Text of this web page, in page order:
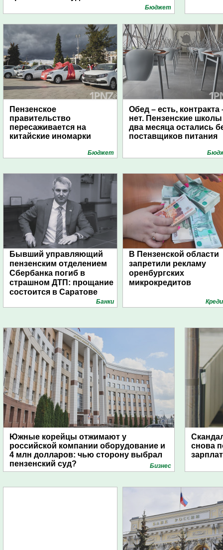
Бюджет
Пензенское
правительство
пересаживается на
китайские иномарки
Бюджет
Обед – есть, контракта
нет. Пензенские
два месяца остались
поставщиков питания
Бывший управляющий
пензенским отделением
Сбербанка погиб в
страшном ДТП: прощание
состоится в Саратове
Банки
В Пензенской области
запретили рекламу
оренбургских
микрокредитов
Южные корейцы отжимают у
российской компании оборудование и
4 млн долларов: чью сторону выбрал
пензенский суд?
Бизнес
снова